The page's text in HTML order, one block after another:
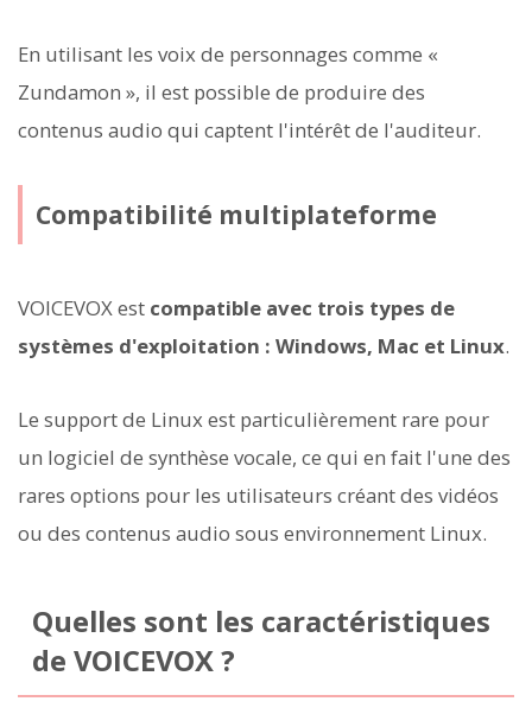
En utilisant les voix de personnages comme «
Zundamon », il est possible de produire des
contenus audio qui captent l'intérêt de l'auditeur.
Compatibilité multiplateforme
VOICEVOX est compatible avec trois types de
systèmes d'exploitation : Windows, Mac et Linux.
Le support de Linux est particulièrement rare pour
un logiciel de synthèse vocale, ce qui en fait l'une des
rares options pour les utilisateurs créant des vidéos
ou des contenus audio sous environnement Linux.
Quelles sont les caractéristiques
de VOICEVOX ?